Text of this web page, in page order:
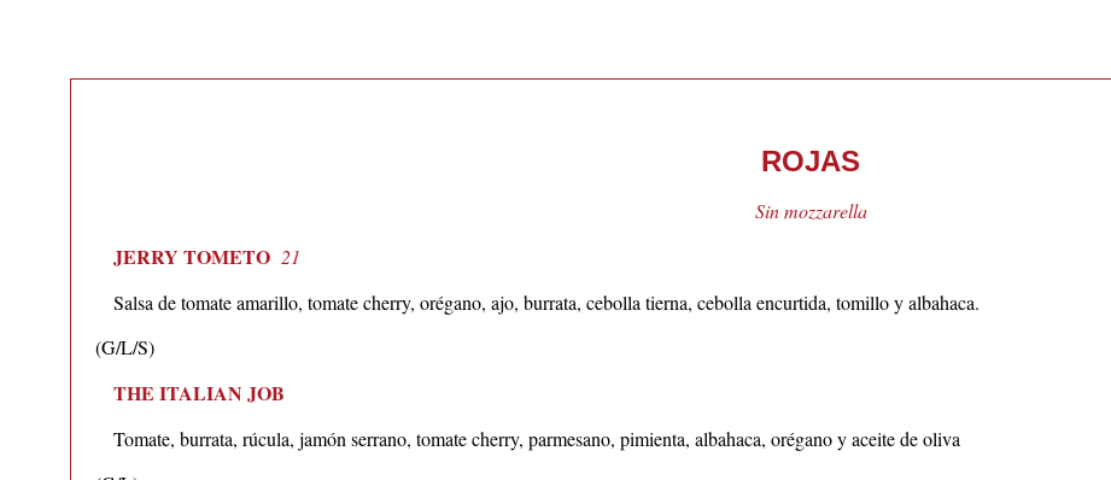
ROJAS
Sin mozzarella
JERRY TOMETO 21
Salsa de tomate amarillo, tomate cherry, orégano, ajo, burrata, cebolla tierna, cebolla encurtida, tomillo y albahaca.
(G/L/S)
THE ITALIAN JOB
Tomate, burrata, rúcula, jamón serrano, tomate cherry, parmesano, pimienta, albahaca, orégano y aceite de oliva